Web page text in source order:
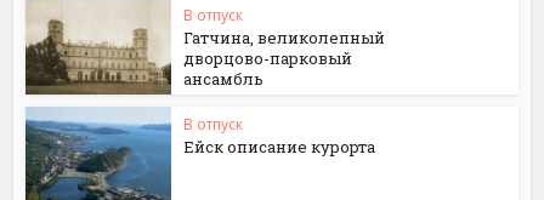
В отпуск
Гатчина, великолепный
дворцово-парковый
ансамбль
В отпуск
Ейск описание курорта